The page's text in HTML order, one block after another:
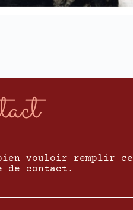
vouloir remplir ce
de contact.